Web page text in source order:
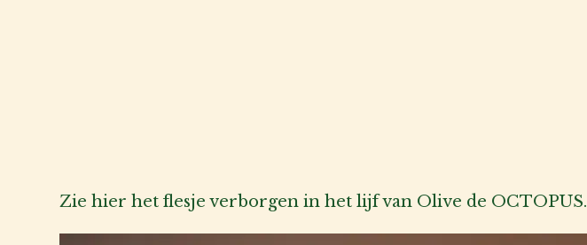
Zie hier het flesje verborgen in het lijf van Olive de OCTOPUS.